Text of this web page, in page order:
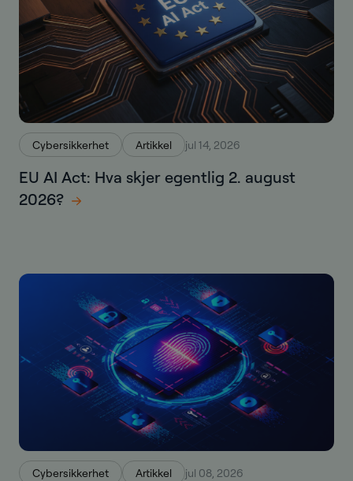
Cybersikkerhet Artikkel jul 14, 2026
EU AI Act: Hva skjer egentlig 2. august
2026?
Cybersikkerhet Artikkel jul 08, 2026